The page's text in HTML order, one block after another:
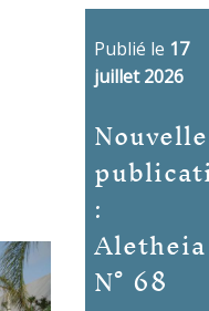
Publié le 17
juillet 2026
Nouvelle
:
Aletheia
N° 68